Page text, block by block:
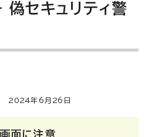
セキュリティ警
2024年6月 26 日
面に注意